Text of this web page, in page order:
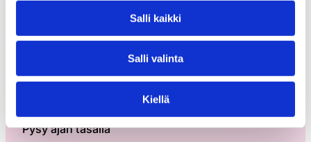
Salli kaikki
Salli valinta
Kiellä
Pysy ajan tasalla